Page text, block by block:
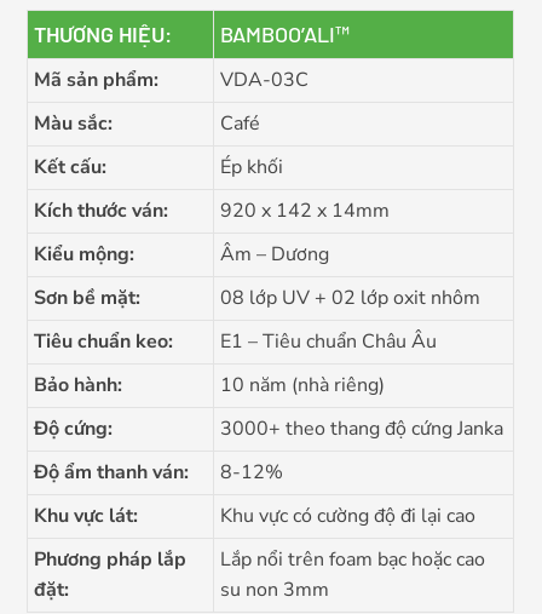
THƯƠNG HIỆU:
BAMBOO’ALI™
Mã sản phẩm:
VDA-03C
Màu sắc:
Café
Kết cấu:
Ép khối
Kích thước ván:
920 x 142 x 14mm
Kiểu mộng:
Âm – Dương
Sơn bề mặt:
08 lớp UV + 02 lớp oxit nhôm
Tiêu chuẩn keo:
E1 – Tiêu chuẩn Châu Âu
Bảo hành:
10 năm (nhà riêng)
Độ cứng:
3000+ theo thang độ cứng Janka
Độ ẩm thanh ván:
8-12%
Khu vực lát:
Khu vực có cường độ đi lại cao
Phương pháp lắp
đặt:
Lắp nổi trên foam bạc hoặc cao
su non 3mm